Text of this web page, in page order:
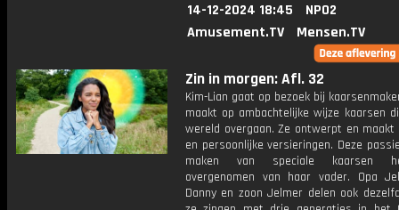
14-12-2024 18:45
NPO2
Amusement.TV
Mensen.TV
Zin in morgen: Afl. 32
Kim-Lian gaat op bezoek bij
maakt op ambachtelijke wijze kaarsen
wereld overgaan. Ze ontwerpt en maakt
en persoonlijke versieringen. Deze
maken van speciale kaarsen
overgenomen van haar vader. Opa
Danny en zoon Jelmer delen ook